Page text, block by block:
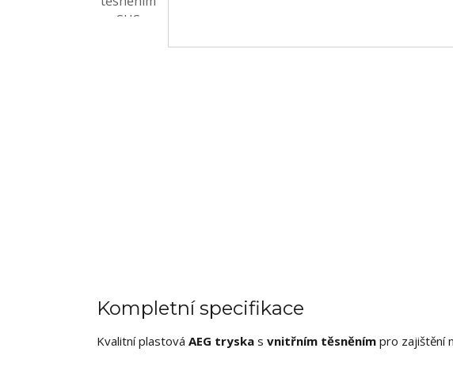
Kompletní specifikace
Kvalitní plastová AEG tryska s vnitřním těsněním pro zajištění